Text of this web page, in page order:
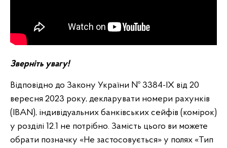
Зверніть увагу!
Відповідно до Закону України № 3384-IX від 20
вересня 2023 року, декларувати номери рахунків
(IBAN), індивідуальних банківських сейфів (комірок)
у розділі 12.1 не потрібно. Замість цього ви можете
обрати позначку «Не застосовується» у полях «Тип